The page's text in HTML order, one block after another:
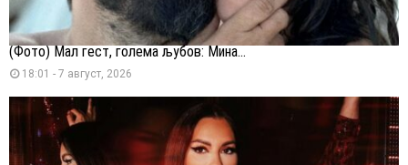
(Фото) Мал гест, голема љубов: Мина...
18:01 - 7 август, 2026